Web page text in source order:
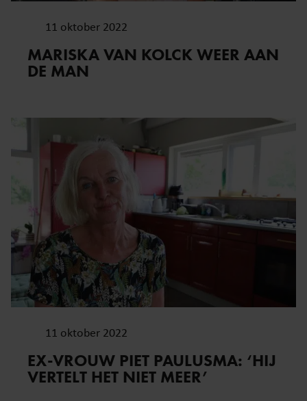
11 oktober 2022
MARISKA VAN KOLCK WEER AAN
DE MAN
11 oktober 2022
EX-VROUW PIET PAULUSMA: ‘HIJ
VERTELT HET NIET MEER’